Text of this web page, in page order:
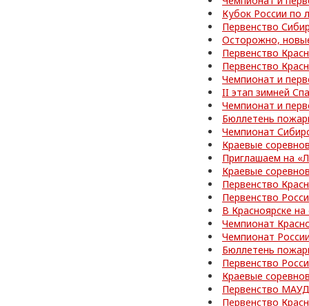
Кубок России по
Первенство
Осторожно,
Первенство
Первенство
Чемпионат и
II этап зимней
Чемпионат и
Бюллетень
Чемпионат
Краевые
Приглашаем на
Краевые
Первенство
Первенство
В Красноярске
Чемпионат
Чемпионат
Бюллетень
Первенство
Краевые
Первенство
Первенство